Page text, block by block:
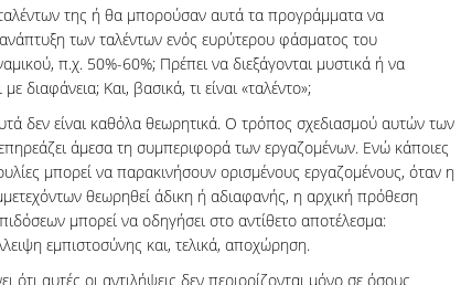
της ή θα μπορούσαν αυτά τα προγράμματα να
των ταλέντων ενός ευρύτερου φάσματος του
π.χ. 50%-60%; Πρέπει να διεξάγονται μυστικά ή να
διαφάνεια; Και, βασικά, τι είναι «ταλέντο»;
δεν είναι καθόλα θεωρητικά. Ο τρόπος σχεδιασμού αυτών των
άμεσα τη συμπεριφορά των εργαζομένων. Ενώ κάποιες
μπορεί να παρακινήσουν ορισμένους εργαζομένους, όταν η
θεωρηθεί άδικη ή αδιαφανής, η αρχική πρόθεση
μπορεί να οδηγήσει στο αντίθετο αποτέλεσμα:
εμπιστοσύνης και, τελικά, αποχώρηση.
ότι αυτές οι αντιλήψεις δεν περιορίζονται μόνο σε όσους